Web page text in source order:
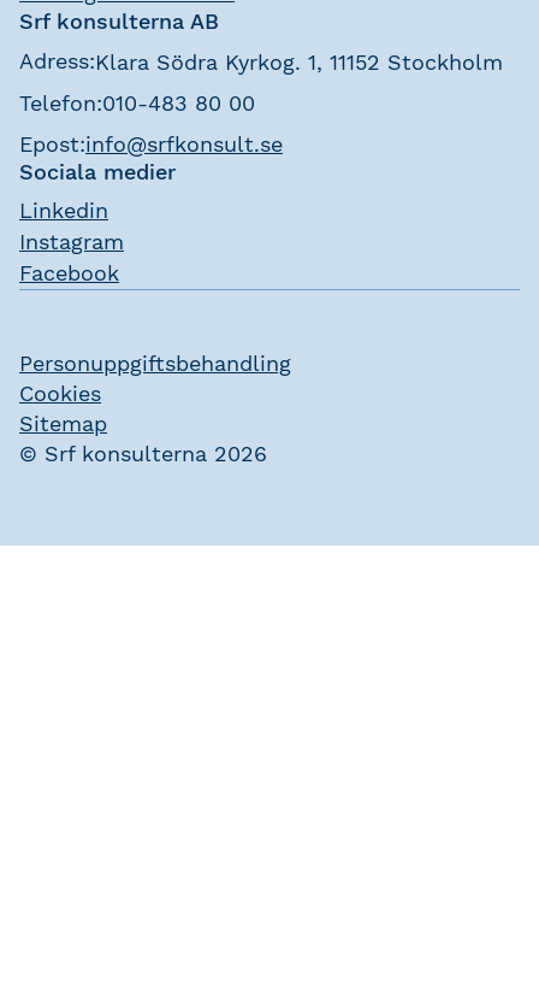
Srf konsulterna AB
Adress:Klara Södra Kyrkog. 1, 11152 Stockholm
Telefon:010-483 80 00
Epost:info@srfkonsult.se
Sociala medier
Linkedin
Instagram
Facebook
Personuppgiftsbehandling
Cookies
Sitemap
© Srf konsulterna 2026